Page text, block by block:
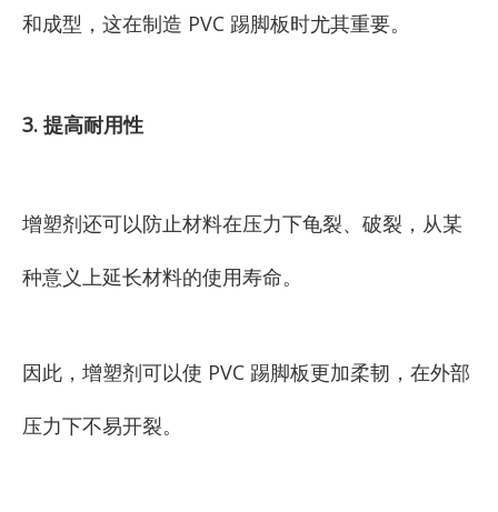
和成型，这在制造 PVC 踢脚板时尤其重要。
3. 提高耐用性
增塑剂还可以防止材料在压力下龟裂、破裂，从某
种意义上延长材料的使用寿命。
因此，增塑剂可以使 PVC 踢脚板更加柔韧，在外部
压力下不易开裂。